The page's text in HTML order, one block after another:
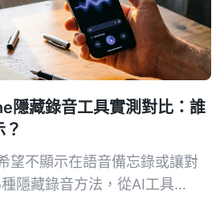
隱藏錄音工具實測對比：誰
望不顯示在語音備忘錄或讓對
隱藏錄音方法，從AI工具